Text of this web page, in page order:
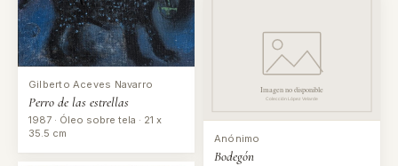
Gilberto Aceves Navarro
Perro de las estrellas
1987 · Óleo sobre tela · 21 x
35.5 cm
Anónimo
Bodegón